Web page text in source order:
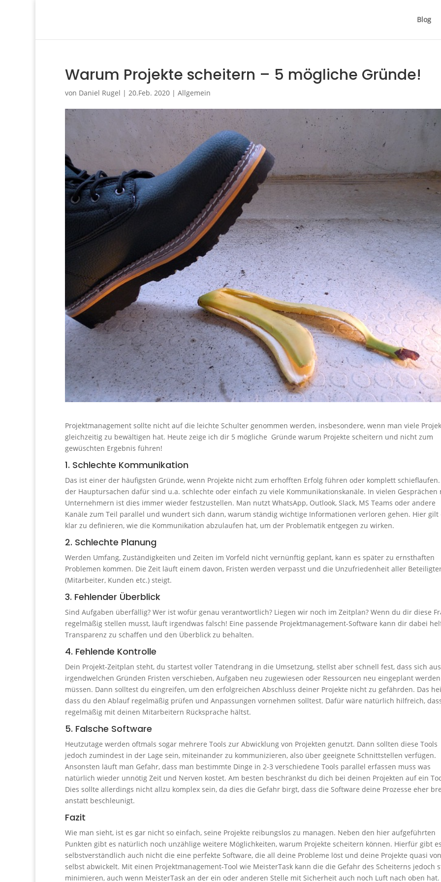
Blog
Warum Projekte scheitern – 5 mögliche Gründe!
von Daniel Rugel | 20.Feb. 2020 | Allgemein
Projektmanagement sollte nicht auf die leichte Schulter genommen werden, insbesondere, wenn man viele
gleichzeitig zu bewältigen hat. Heute zeige ich dir 5 mögliche Gründe warum Projekte scheitern und nicht zum
gewüschten Ergebnis führen!
1. Schlechte Kommunikation
Das ist einer der häufigsten Gründe, wenn Projekte nicht zum erhofften Erfolg führen oder komplett schieflaufen.
der Hauptursachen dafür sind u.a. schlechte oder einfach zu viele Kommunikationskanäle. In vielen Gesprächen
Unternehmern ist dies immer wieder festzustellen. Man nutzt WhatsApp, Outlook, Slack, MS Teams oder andere
Kanäle zum Teil parallel und wundert sich dann, warum ständig wichtige Informationen verloren gehen. Hier gilt
klar zu definieren, wie die Kommunikation abzulaufen hat, um der Problematik entgegen zu wirken.
2. Schlechte Planung
Werden Umfang, Zuständigkeiten und Zeiten im Vorfeld nicht vernünftig geplant, kann es später zu ernsthaften
Problemen kommen. Die Zeit läuft einem davon, Fristen werden verpasst und die Unzufriedenheit aller
(Mitarbeiter, Kunden etc.) steigt.
3. Fehlender Überblick
Sind Aufgaben überfällig? Wer ist wofür genau verantwortlich? Liegen wir noch im Zeitplan? Wenn du dir diese
regelmäßig stellen musst, läuft irgendwas falsch! Eine passende Projektmanagement-Software kann dir dabei
Transparenz zu schaffen und den Überblick zu behalten.
4. Fehlende Kontrolle
Dein Projekt-Zeitplan steht, du startest voller Tatendrang in die Umsetzung, stellst aber schnell fest, dass sich aus
irgendwelchen Gründen Fristen verschieben, Aufgaben neu zugewiesen oder Ressourcen neu eingeplant werden
müssen. Dann solltest du eingreifen, um den erfolgreichen Abschluss deiner Projekte nicht zu gefährden. Das
dass du den Ablauf regelmäßig prüfen und Anpassungen vornehmen solltest. Dafür wäre natürlich hilfreich,
regelmäßig mit deinen Mitarbeitern Rücksprache hältst.
5. Falsche Software
Heutzutage werden oftmals sogar mehrere Tools zur Abwicklung von Projekten genutzt. Dann sollten diese Tools
jedoch zumindest in der Lage sein, miteinander zu kommunizieren, also über geeignete Schnittstellen verfügen.
Ansonsten läuft man Gefahr, dass man bestimmte Dinge in 2-3 verschiedene Tools parallel erfassen muss was
natürlich wieder unnötig Zeit und Nerven kostet. Am besten beschränkst du dich bei deinen Projekten auf ein
Dies sollte allerdings nicht allzu komplex sein, da dies die Gefahr birgt, dass die Software deine Prozesse eher
anstatt beschleunigt.
Fazit
Wie man sieht, ist es gar nicht so einfach, seine Projekte reibungslos zu managen. Neben den hier aufgeführten
Punkten gibt es natürlich noch unzählige weitere Möglichkeiten, warum Projekte scheitern können. Hierfür gibt
selbstverständlich auch nicht die eine perfekte Software, die all deine Probleme löst und deine Projekte quasi von
selbst abwickelt. Mit einen Projektmanagement-Tool wie MeisterTask kann die die Gefahr des Scheiterns jedoch
minimieren, auch wenn MeisterTask an der ein oder anderen Stelle mit Sicherheit auch noch Luft nach oben hat.